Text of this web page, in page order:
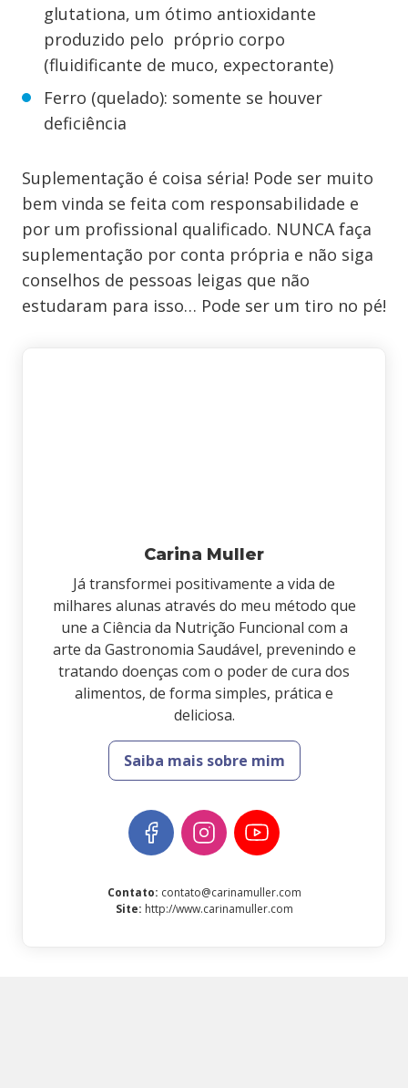
glutationa, um ótimo antioxidante
produzido pelo próprio corpo
(fluidificante de muco, expectorante)
Ferro (quelado): somente se houver
deficiência
Suplementação é coisa séria! Pode ser muito
bem vinda se feita com responsabilidade e
por um profissional qualificado. NUNCA faça
suplementação por conta própria e não siga
conselhos de pessoas leigas que não
estudaram para isso… Pode ser um tiro no pé!
Carina Muller
Já transformei positivamente a vida de
milhares alunas através do meu método que
une a Ciência da Nutrição Funcional com a
arte da Gastronomia Saudável, prevenindo e
tratando doenças com o poder de cura dos
alimentos, de forma simples, prática e
deliciosa.
Saiba mais sobre mim
Contato: contato@carinamuller.com
Site: http://www.carinamuller.com